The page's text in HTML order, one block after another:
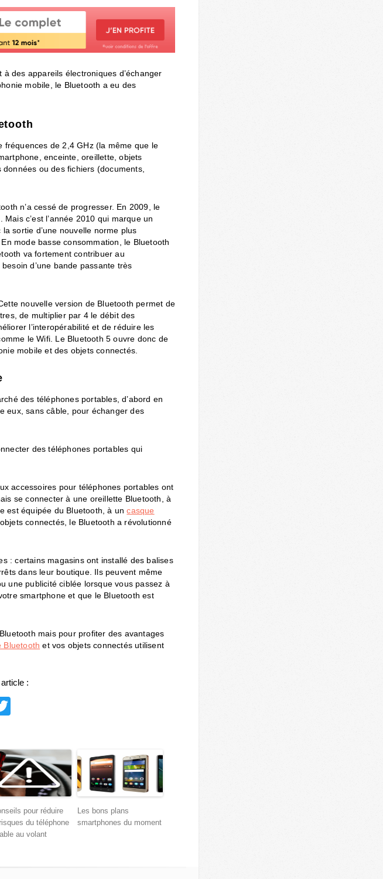
des appareils électroniques d’échanger
mobile, le Bluetooth a eu des
fréquences de 2,4 GHz (la même que le
enceinte, oreillette, objets
ou des fichiers (documents,
n’a cessé de progresser. En 2009, le
c’est l’année 2010 qui marque un
sortie d’une nouvelle norme plus
mode basse consommation, le Bluetooth
va fortement contribuer au
d’une bande passante très
nouvelle version de Bluetooth permet de
de multiplier par 4 le débit des
l’interopérabilité et de réduire les
le Wifi. Le Bluetooth 5 ouvre donc de
mobile et des objets connectés.
des téléphones portables, d’abord en
eux, sans câble, pour échanger des
des téléphones portables qui
accessoires pour téléphones portables ont
se connecter à une oreillette Bluetooth, à
est équipée du Bluetooth, à uncasque
connectés, le Bluetooth a révolutionné
: certains magasins ont installé des balises
dans leur boutique. Ils peuvent même
une publicité ciblée lorsque vous passez à
smartphone et que le Bluetooth est
mais pour profiter des avantages
Bluetooth et vos objets connectés utilisent
:
pour réduire
du téléphone
au volant
Les bons plans
smartphones du moment